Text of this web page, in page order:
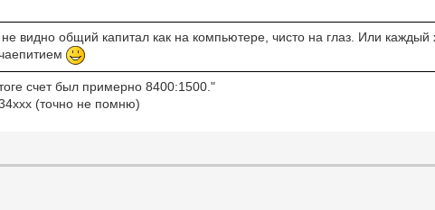
видно общий капитал как на компьютере, чисто на глаз. Или каждый
счет был примерно 8400:1500."
(точно не помню)